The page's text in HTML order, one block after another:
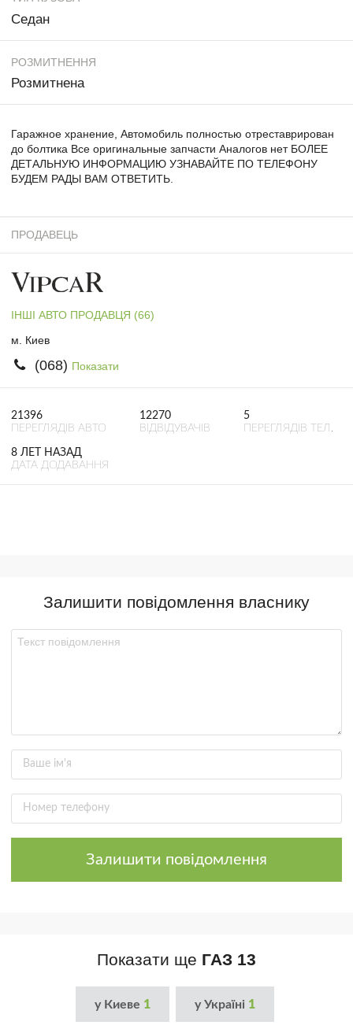
Седан
РОЗМИТНЕННЯ
Розмитнена
Гаражное хранение, Автомобиль полностью отреставрирован
до болтика Все оригинальные запчасти Аналогов нет БОЛЕЕ
ДЕТАЛЬНУЮ ИНФОРМАЦИЮ УЗНАВАЙТЕ ПО ТЕЛЕФОНУ
БУДЕМ РАДЫ ВАМ ОТВЕТИТЬ.
ПРОДАВЕЦЬ
ІНШІ АВТО ПРОДАВЦЯ (66)
м. Киев
(068) Показати
21396
ПЕРЕГЛЯДІВ АВТО
12270
ВІДВІДУВАЧІВ
5
ПЕРЕГЛЯДІВ ТЕЛ.
8 ЛЕТ НАЗАД
ДАТА ДОДАВАННЯ
Залишити повідомлення власнику
Залишити повідомлення
Показати ще ГАЗ 13
у Киеве 1 у Україні 1